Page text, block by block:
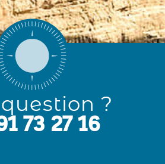
?
73 27 16